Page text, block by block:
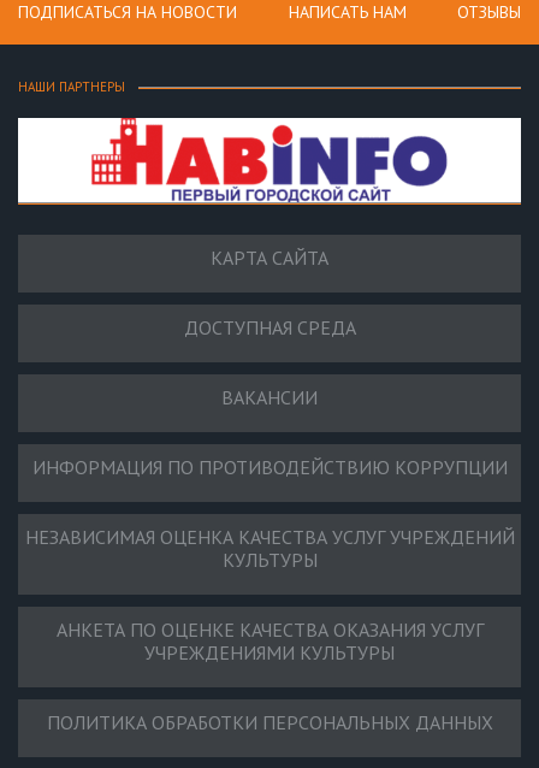
ПОДПИСАТЬСЯ НА НОВОСТИ НАПИСАТЬ НАМ ОТЗЫВЫ
НАШИ ПАРТНЕРЫ
КАРТА САЙТА
ДОСТУПНАЯ СРЕДА
ВАКАНСИИ
ИНФОРМАЦИЯ ПО ПРОТИВОДЕЙСТВИЮ КОРРУПЦИИ
НЕЗАВИСИМАЯ ОЦЕНКА КАЧЕСТВА УСЛУГ УЧРЕЖДЕНИЙ
КУЛЬТУРЫ
АНКЕТА ПО ОЦЕНКЕ КАЧЕСТВА ОКАЗАНИЯ УСЛУГ
УЧРЕЖДЕНИЯМИ КУЛЬТУРЫ
ПОЛИТИКА ОБРАБОТКИ ПЕРСОНАЛЬНЫХ ДАННЫХ